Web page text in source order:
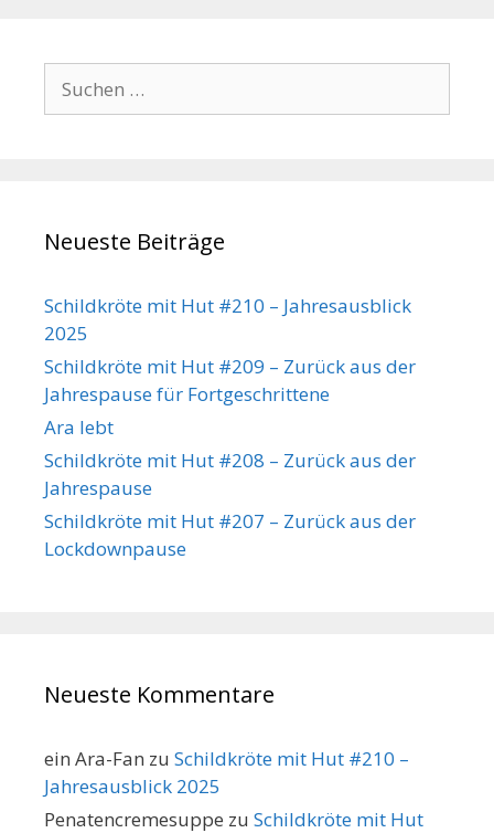
nach:
Neueste Beiträge
Schildkröte mit Hut #210 – Jahresausblick
2025
Schildkröte mit Hut #209 – Zurück aus der
Jahrespause für Fortgeschrittene
Ara lebt
Schildkröte mit Hut #208 – Zurück aus der
Jahrespause
Schildkröte mit Hut #207 – Zurück aus der
Lockdownpause
Neueste Kommentare
ein Ara-Fan zu Schildkröte mit Hut #210 –
Jahresausblick 2025
Penatencremesuppe zu Schildkröte mit Hut